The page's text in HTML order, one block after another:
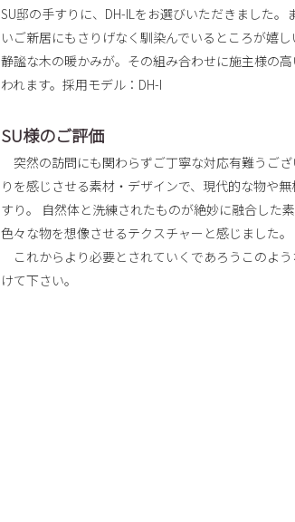
SU邸の手すりに、DH-ILをお選びいただきました。
いご新居にもさりげなく馴染んでいるところが嬉
静謐な木の暖かみが。その組み合わせに施主様の
われます。採用モデル： DH-I
SU様のご評価
突然の訪問にも関わらずご丁寧な対応有難うご
りを感じさせる素材・デザインで、現代的な物や
すり。 自然体と洗練されたものが絶妙に融合した
色々な物を想像させるテクスチャーと感じました。
これからより必要とされていくであろうこのよ
けて下さい。